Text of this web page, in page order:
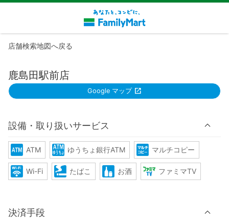
店舗検索地図へ戻る
鹿島田駅前店
Google マップ
設備・取り扱いサービス
ATM ゆうちょ銀行ATM マルチコピー
Wi-Fi たばこ お酒 ファミマTV
決済手段